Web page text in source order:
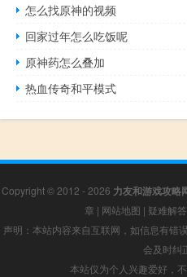
怎么找原神的视频
回家过年怎么吃饭呢
原神药怎么叠加
热血传奇和平模式
Copyright © 2012 - 2026 力友和游戏攻略
章 | 网站地图 | 疑难解答
声明：本站内容来自互联网，如信息有错
会及时纠
本站仅为个人兴趣爱好，